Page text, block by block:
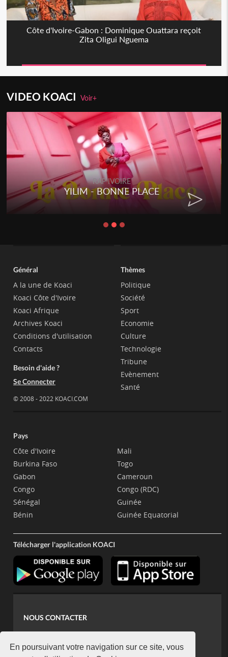
En poursuivant votre navigation sur ce site, vous
Côte d'Ivoire-Gabon : Dominique Ouattara reçoit
Zita Oligui Nguema
VIDEO KOACIVoir+
RAP IVOIRE
YILIM - BONNE PLACE
Général
A la une de Koaci
Koaci Côte d'Ivoire
Koaci Afrique
Archives Koaci
Conditions d'utilisation
Contacts
Besoin d'aide ?
Se Connecter
© 2008 - 2022 KOACI.COM
Thèmes
Politique
Société
Sport
Economie
Culture
Technologie
Tribune
Evènement
Santé
Pays
Côte d'Ivoire
Burkina Faso
Gabon
Congo
Sénégal
Bénin
Mali
Togo
Cameroun
Congo (RDC)
Guinée
Guinée Equatorial
Télécharger l'application KOACI
NOUS CONTACTER
koaci@yahoo.fr